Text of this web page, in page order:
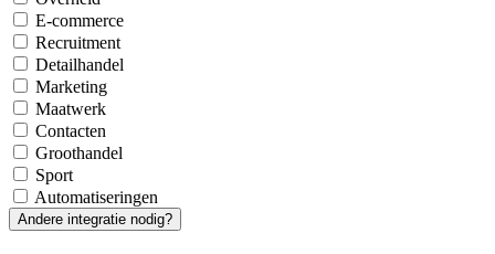
E-commerce
Recruitment
Detailhandel
Marketing
Maatwerk
Contacten
Groothandel
Sport
Automatiseringen
Andere integratie nodig?